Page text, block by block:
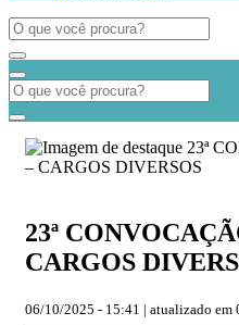
23ª
CARGOS
06/10/2025 - 15:41 | atualizado em